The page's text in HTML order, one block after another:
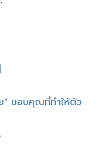
" ขอบคุณที่ทำให้ตัว